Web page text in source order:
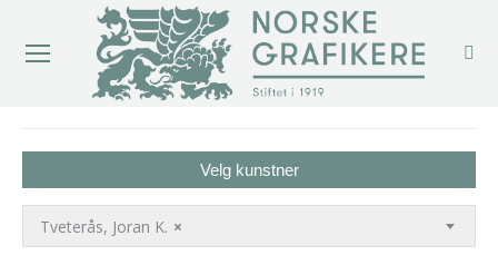
Velg kunstner
×
Tveterås, Joran K.